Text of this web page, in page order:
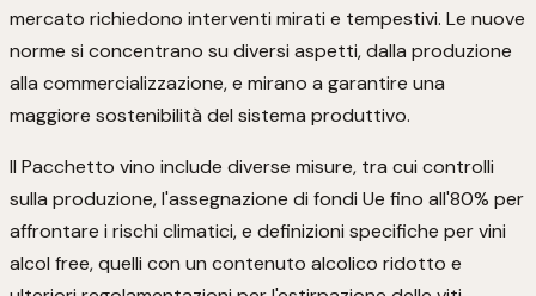
mercato richiedono interventi mirati e tempestivi. Le nuove
norme si concentrano su diversi aspetti, dalla produzione
alla commercializzazione, e mirano a garantire una
maggiore sostenibilità del sistema produttivo.
Il Pacchetto vino include diverse misure, tra cui controlli
sulla produzione, l'assegnazione di fondi Ue fino all'80% per
affrontare i rischi climatici, e definizioni specifiche per vini
alcol free, quelli con un contenuto alcolico ridotto e